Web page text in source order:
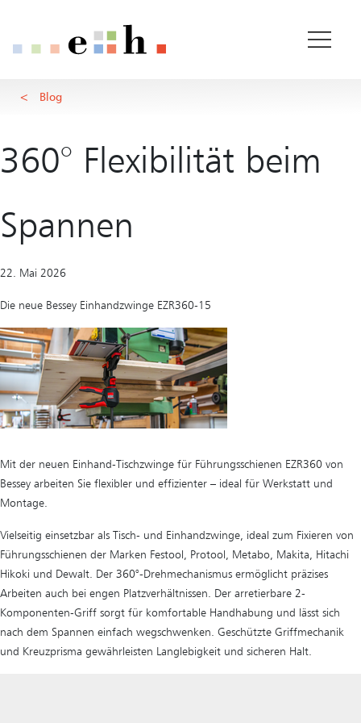
Detail
Wichtige Seiten
Main Navigation
Sitemap
Metanavigation
Hauptinhalt
Rootline Navigation
Blog
360° Flexibilität beim
Spannen
22. Mai 2026
Die neue Bessey Einhandzwinge EZR360-15
Mit der neuen Einhand-Tischzwinge für Führungsschienen EZR360 von
Bessey arbeiten Sie flexibler und effizienter – ideal für Werkstatt und
Montage.
Vielseitig einsetzbar als Tisch- und Einhandzwinge, ideal zum Fixieren von
Führungsschienen der Marken Festool, Protool, Metabo, Makita, Hitachi
Hikoki und Dewalt. Der 360°-Drehmechanismus ermöglicht präzises
Arbeiten auch bei engen Platzverhältnissen. Der arretierbare 2-
Komponenten-Griff sorgt für komfortable Handhabung und lässt sich
nach dem Spannen einfach wegschwenken. Geschützte Griffmechanik
und Kreuzprisma gewährleisten Langlebigkeit und sicheren Halt.